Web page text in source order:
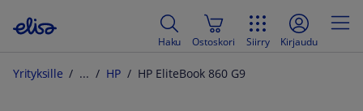
Haku Ostoskori Siirry Kirjaudu
Yrityksille HP HP EliteBook 860 G9